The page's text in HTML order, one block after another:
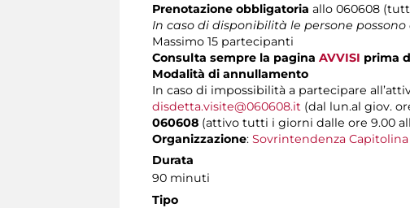
Prenotazione obbligatoria allo 060608
In caso di disponibilità le persone
Massimo 15 partecipanti
Consulta sempre la pagina AVVISI prima
Modalità di annullamento
In caso di impossibilità a partecipare
disdetta.visite@060608.it (dal lun.al giov.
060608 (attivo tutti i giorni dalle ore 9.00
Organizzazione: Sovrintendenza Capitolina
Durata
90 minuti
Tipo